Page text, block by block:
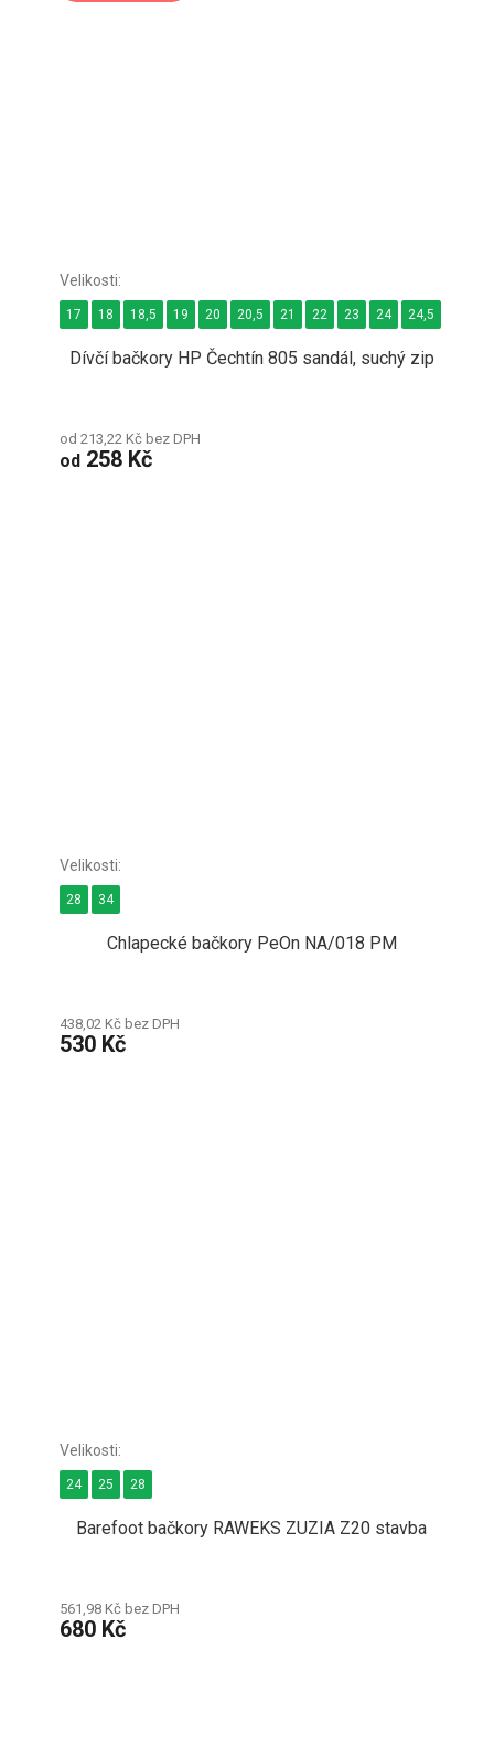
Dívčí bačkory HP Čechtín 805 sandál, suchý zip
od 213,22 Kč bez DPH
od 258 Kč
17 18 18,5 19 20 20,5 21 22 23 24 24,5
Chlapecké bačkory PeOn NA/018 PM
438,02 Kč bez DPH
530 Kč
28 34
Barefoot bačkory RAWEKS ZUZIA Z20 stavba
561,98 Kč bez DPH
680 Kč
24 25 28